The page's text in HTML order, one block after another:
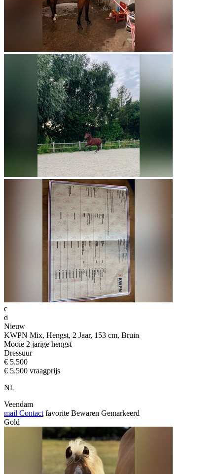
c
d
Nieuw
KWPN Mix, Hengst, 2 Jaar, 153 cm, Bruin
Mooie 2 jarige hengst
Dressuur
€ 5.500
€ 5.500 vraagprijs
NL
Veendam
mail Contact favorite Bewaren Gemarkeerd
Gold